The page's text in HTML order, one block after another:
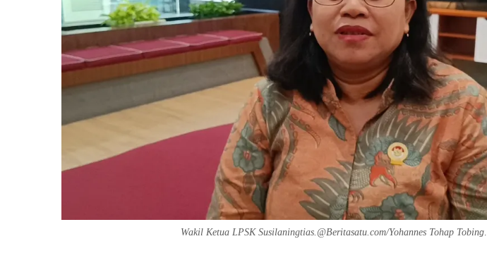
Wakil Ketua LPSK Susilaningtias.@Beritasatu.com/Yohannes Tohap Tobing.